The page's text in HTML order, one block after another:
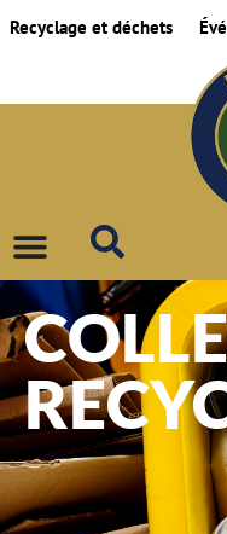
Recyclage et déchets